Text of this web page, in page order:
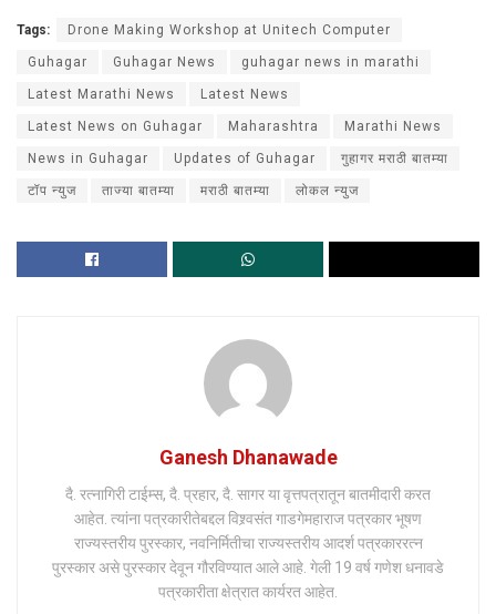
Tags: Drone Making Workshop at Unitech Computer
Guhagar Guhagar News guhagar news in marathi
Latest Marathi News Latest News
Latest News on Guhagar Maharashtra Marathi News
News in Guhagar Updates of Guhagar गुहागर मराठी बातम्या
टॉप न्युज ताज्या बातम्या मराठी बातम्या लोकल न्युज
Ganesh Dhanawade
दै. रत्नागिरी टाईम्स, दै. प्रहार, दै. सागर या वृत्तपत्रातून बातमीदारी करत
आहेत. त्यांना पत्रकारीतेबद्दल विश्र्वसंत गाडगेमहाराज पत्रकार भूषण
राज्यस्तरीय पुरस्कार, नवनिर्मितीचा राज्यस्तरीय आदर्श पत्रकाररत्न
पुरस्कार असे पुरस्कार देवून गौरविण्यात आले आहे. गेली 19 वर्ष गणेश धनावडे
पत्रकारीता क्षेत्रात कार्यरत आहेत.